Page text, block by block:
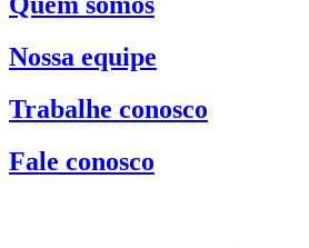
Nossa equipe
Trabalhe conosco
Fale conosco